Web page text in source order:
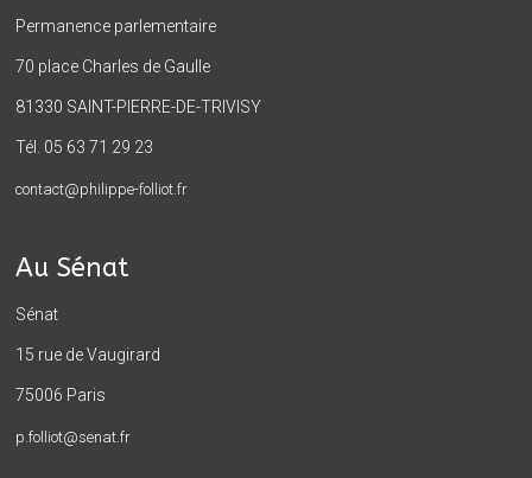
Permanence parlementaire
70 place Charles de Gaulle
81330 SAINT-PIERRE-DE-TRIVISY
Tél. 05 63 71 29 23
contact@philippe-folliot.fr
Au Sénat
Sénat
15 rue de Vaugirard
75006 Paris
p.folliot@senat.fr